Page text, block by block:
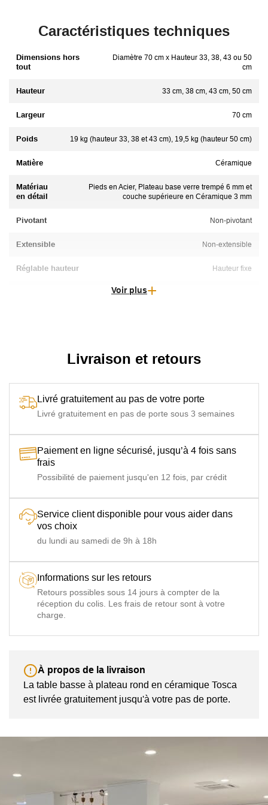
Caractéristiques techniques
Dimensions hors
tout
Diamètre 70 cm x Hauteur 33, 38, 43 ou 50
cm
Hauteur 33 cm, 38 cm, 43 cm, 50 cm
Largeur 70 cm
Poids 19 kg (hauteur 33, 38 et 43 cm), 19,5 kg (hauteur 50 cm)
Matière Céramique
Matériau
en détail
Pieds en Acier, Plateau base verre trempé 6 mm et
couche supérieure en Céramique 3 mm
Pivotant Non-pivotant
Extensible Non-extensible
Réglable hauteur Hauteur fixe
Voir plus
Livraison et retours
Livré gratuitement au pas de votre porte
Livré gratuitement en pas de porte sous 3 semaines
Paiement en ligne sécurisé, jusqu’à 4 fois sans
frais
Possibilité de paiement jusqu'en 12 fois, par crédit
Service client disponible pour vous aider dans
vos choix
du lundi au samedi de 9h à 18h
Informations sur les retours
Retours possibles sous 14 jours à compter de la
réception du colis. Les frais de retour sont à votre
charge.
À propos de la livraison
La table basse à plateau rond en céramique Tosca
est livrée gratuitement jusqu'à votre pas de porte.